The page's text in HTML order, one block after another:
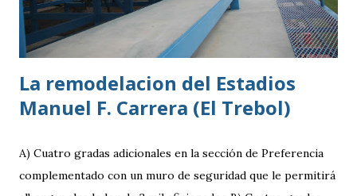
La remodelacion del Estadios
Manuel F. Carrera (El Trebol)
A) Cuatro gradas adicionales en la sección de Preferencia
complementado con un muro de seguridad que le permitirá